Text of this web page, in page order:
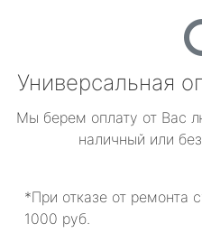
Универсальная
Мы берем оплату от Вас
наличный или
*При отказе от ремонта
1000 руб.